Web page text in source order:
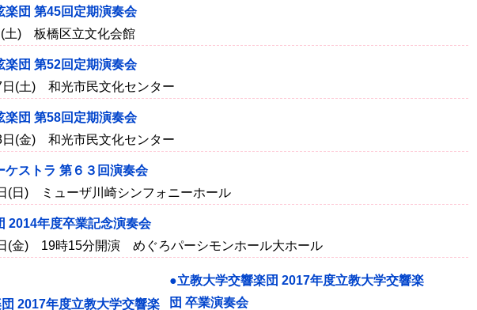
楽団 第45回定期演奏会
(土) 板橋区立文化会館
楽団 第52回定期演奏会
日(土) 和光市民文化センター
楽団 第58回定期演奏会
日(金) 和光市民文化センター
ケストラ 第６３回演奏会
(日) ミューザ川崎シンフォニーホール
2014年度卒業記念演奏会
(金) 19時15分開演 めぐろパーシモンホール大ホール
●立教大学交響楽団 2017年度立教大学交響楽
団 卒業演奏会